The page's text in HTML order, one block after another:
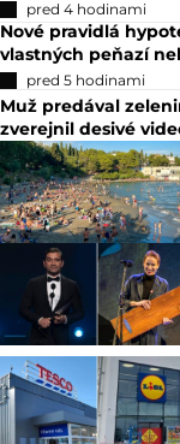
pred 4 hodinami
Nové pravidlá
vlastných peňazí
pred 5 hodinami
Muž predával
zverejnil desivé